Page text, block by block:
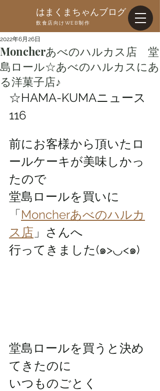
はまくまちゃんブログ
飲食店向けWEB制作
Moncherあべのハルカス店 堂
島ロール☆あべのハルカスにあ
る洋菓子店♪
2022年6月26日
☆HAMA-KUMAニュース
116
前にお客様から頂いたロ
ールケーキが美味しかっ
たので
堂島ロールを買いに
「Moncherあべのハルカ
ス店 」さんへ
行ってきました(๑>◡<๑)
堂島ロールを買うと決め
てきたのに
いつものごとく